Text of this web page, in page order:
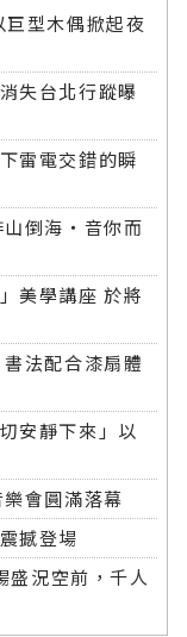
型木偶掀起夜
失台北行蹤曝
雷電交錯的瞬
倒海・音你而
美學講座 於將
法配合漆扇體
安靜下來」以
會圓滿落幕
撼登場
盛況空前，千人